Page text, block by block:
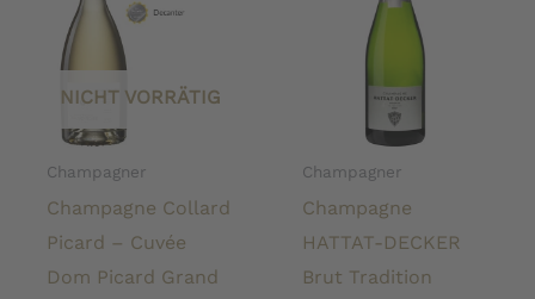
NICHT VORRÄTIG
Champagner
Champagne Collard
Picard – Cuvée
Dom Picard Grand
Champagner
Champagne
HATTAT-DECKER
Brut Tradition